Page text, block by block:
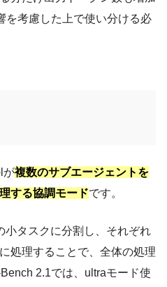
を考慮した上で使い分ける必
が複数のサブエージェントを
する協調モードです。
小タスクに分割し、それぞれ
処理することで、全体の処理
2.1では、ultraモード使